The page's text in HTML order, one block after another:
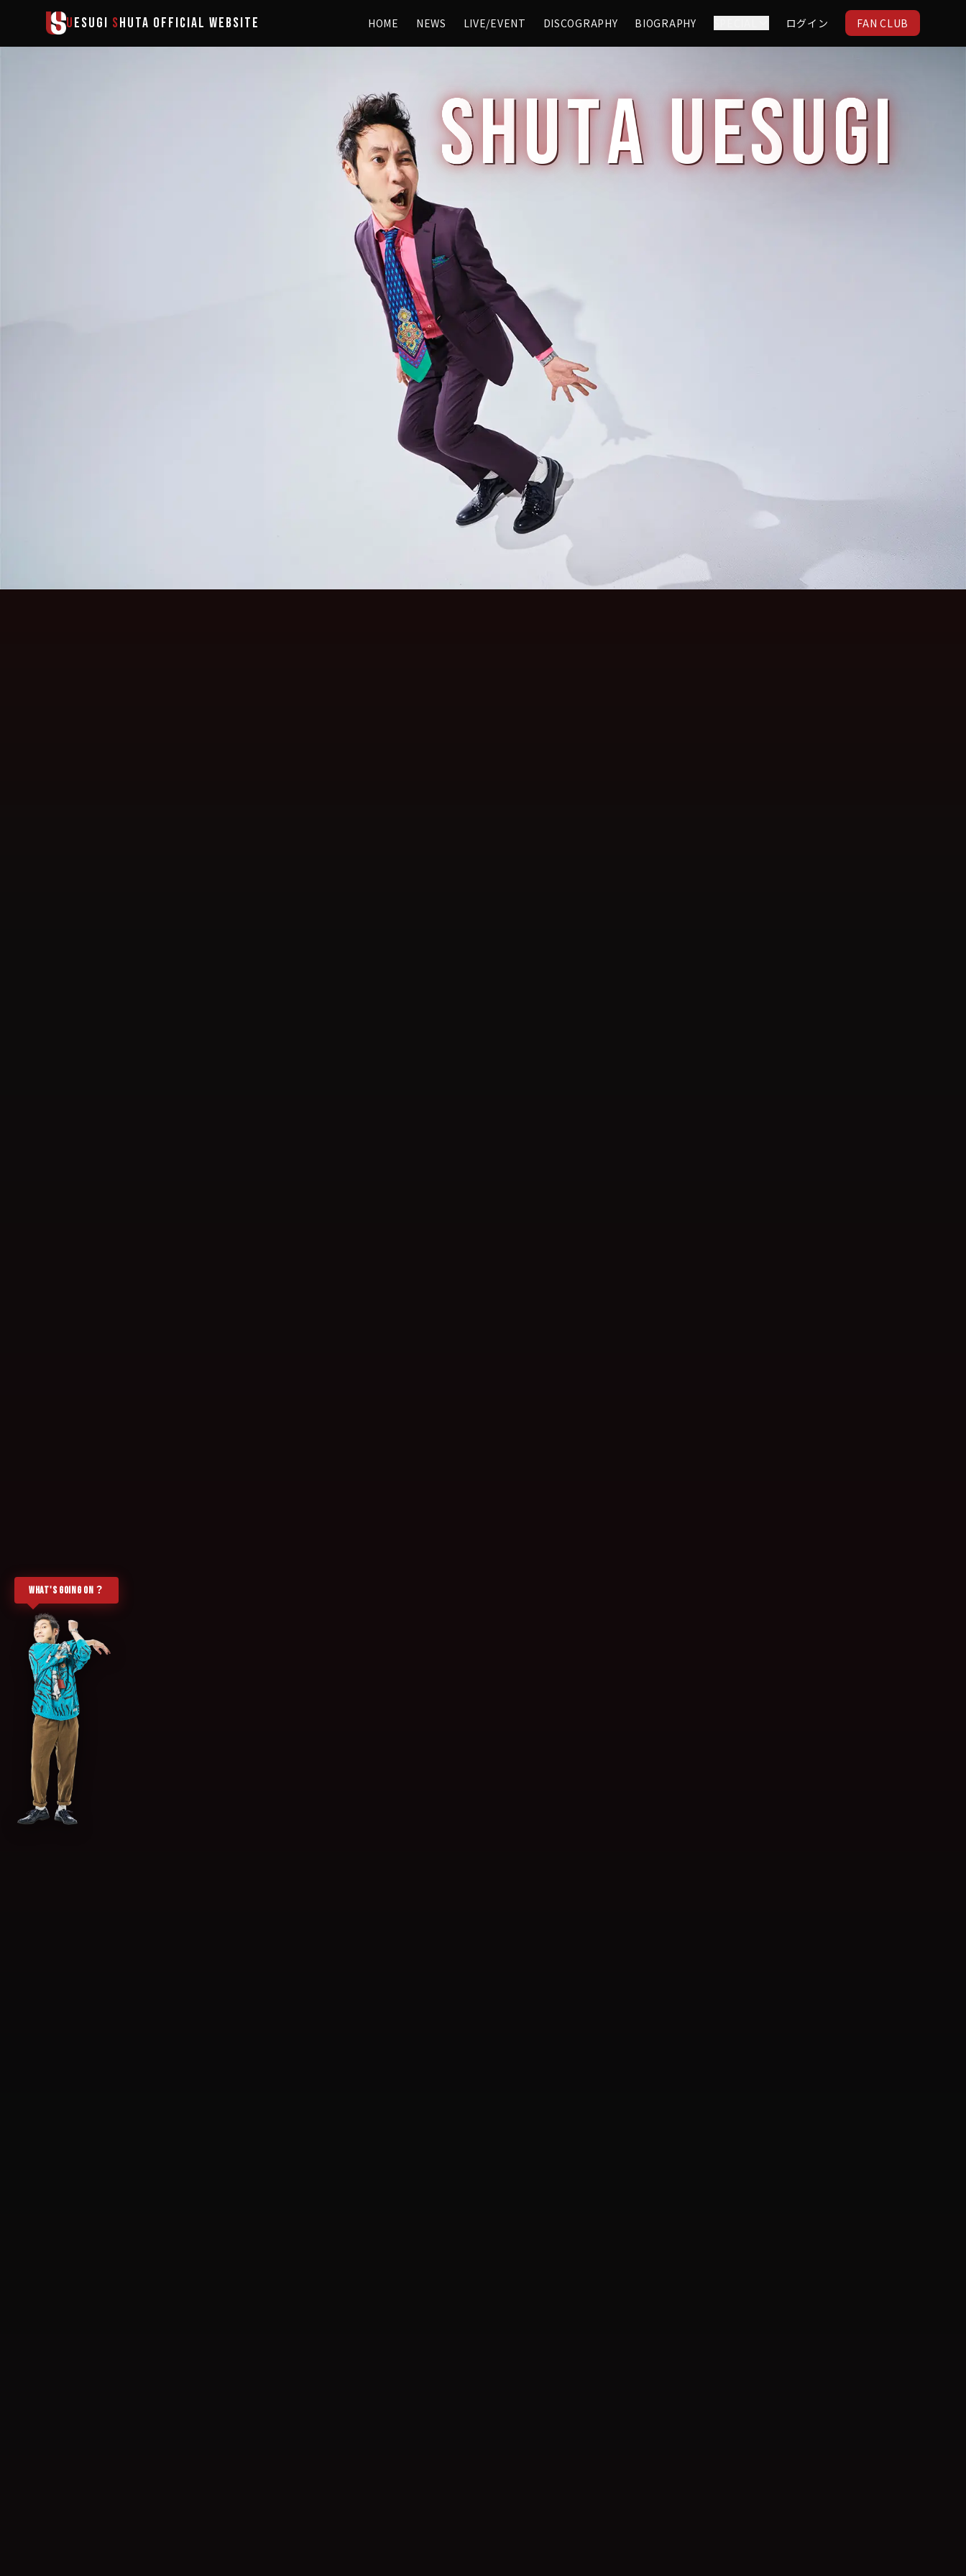
メインコンテンツへスキップ
UESUGI SHUTA OFFICIAL WEBSITE HOME NEWS LIVE/EVENT DISCOGRAPHY BIOGRAPHY ログイン FAN CLUB
SHUTA UESUGI